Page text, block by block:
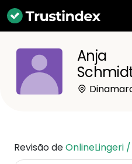
Anja
Revisão deOnlineLingeri